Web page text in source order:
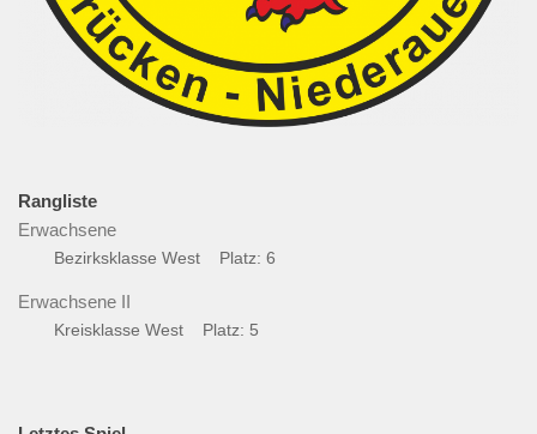
Rangliste
Erwachsene
Bezirksklasse West Platz: 6
Erwachsene II
Kreisklasse West Platz: 5